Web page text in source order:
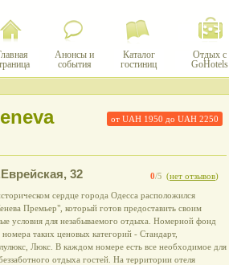
Анонсы и
события
Каталог
гостиниц
Отдых с
GoHotels
от UAH 1950 до UAH2250
0/5 (нет отзывов)
32
сердце города Одесса расположился
Премьер", который готов предоставить своим
условия для незабываемого отдыха. Номерной фонд
номера таких ценовых категорий - Стандарт,
Люкс. В каждом номере есть все необходимое для
отдыха гостей. На территории отеля